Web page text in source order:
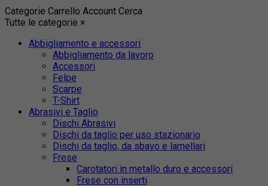
Categorie Carrello Account Cerca
Tutte le categorie ×
Abbigliamento e accessori
Abbigliamento da lavoro
Accessori
Felpe
Scarpe
T-Shirt
Abrasivi e Taglio
Dischi Abrasivi
Dischi da taglio per uso stazionario
Dischi da taglio, da sbavo e lamellari
Frese
Carotatori in metallo duro e accessori
Frese con inserti